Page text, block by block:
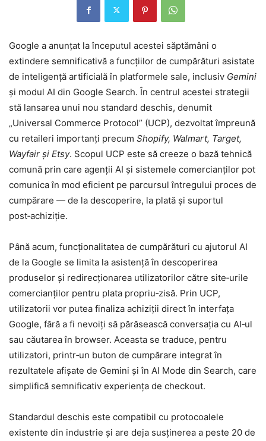
Google a anunțat la începutul acestei săptămâni o
extindere semnificativă a funcțiilor de cumpărături asistate
de inteligență artificială în platformele sale, inclusiv Gemini
și modul AI din Google Search. În centrul acestei strategii
stă lansarea unui nou standard deschis, denumit
„Universal Commerce Protocol” (UCP), dezvoltat împreună
cu retaileri importanți precum Shopify, Walmart, Target,
Wayfair și Etsy. Scopul UCP este să creeze o bază tehnică
comună prin care agenții AI și sistemele comercianților pot
comunica în mod eficient pe parcursul întregului proces de
cumpărare — de la descoperire, la plată și suportul
post‑achiziție.
Până acum, funcționalitatea de cumpărături cu ajutorul AI
de la Google se limita la asistență în descoperirea
produselor și redirecționarea utilizatorilor către site‑urile
comercianților pentru plata propriu‑zisă. Prin UCP,
utilizatorii vor putea finaliza achiziții direct în interfața
Google, fără a fi nevoiți să părăsească conversația cu AI‑ul
sau căutarea în browser. Aceasta se traduce, pentru
utilizatori, printr‑un buton de cumpărare integrat în
rezultatele afișate de Gemini și în AI Mode din Search, care
simplifică semnificativ experiența de checkout.
Standardul deschis este compatibil cu protocoalele
existente din industrie și are deja susținerea a peste 20 de